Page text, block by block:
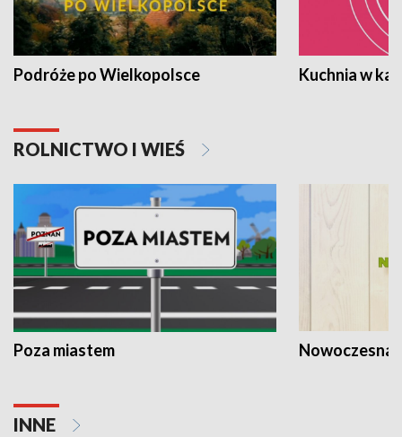
Podróże po Wielkopolsce Kuchnia w
ROLNICTWO I WIEŚ
Poza miastem Nowoczesna
INNE